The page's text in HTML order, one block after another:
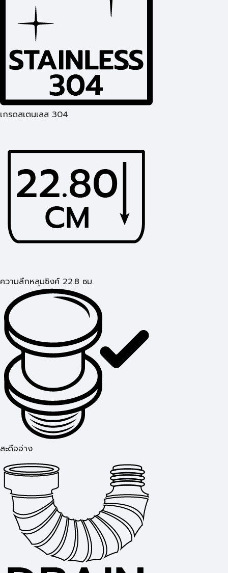
เกรดสเตนเลส 304
ความลึกหลุมซิงค์ 22.8 ซม.
สะดืออ่าง